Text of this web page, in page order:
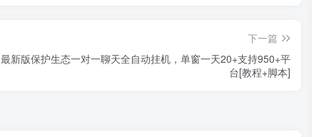
下一篇
最新版保护生态一对一聊天全自动挂机，单窗一天20+支持950+平
台[教程+脚本]